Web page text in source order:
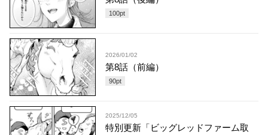
100pt
2026/01/02
第8話（前編）
90pt
2025/12/05
特別更新「ビッグレッドファーム取